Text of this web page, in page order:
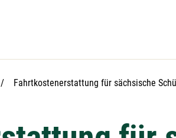
Aktuelle Seite:
Fahrtkostenerstattung für sächsische